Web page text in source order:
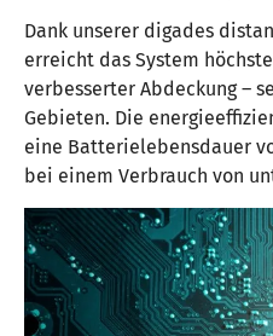
Dank unserer digades
erreicht das System
verbesserter Abdeckung –
Gebieten. Die
eine Batterielebensdauer
bei einem Verbrauch von